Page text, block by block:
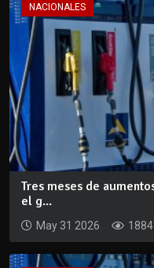
NACIONALES
Tres meses de
el g...
May 31 2026 1884